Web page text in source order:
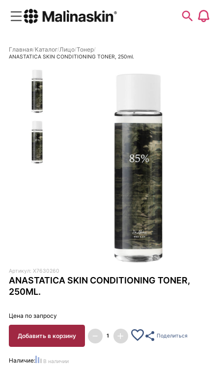
Главная Каталог Лицо Тонер
ANASTATICA SKIN CONDITIONING TONER, 250ml.
Артикул: X7630260
ANASTATICA SKIN CONDITIONING TONER,
250ML.
Цена по запросу
Добавить в корзину Поделиться
Наличие: В наличии